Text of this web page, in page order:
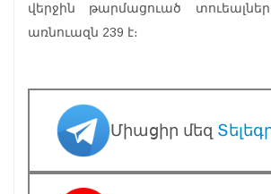
վերջին թարմացուած
առնուազն 239 է։
Միացիր մեզ